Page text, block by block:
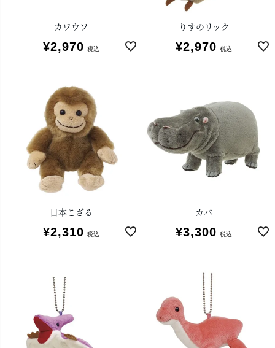
カワウソ
¥2,970 税込
りすのリック
¥2,970 税込
日本こざる
¥2,310 税込
カバ
¥3,300 税込